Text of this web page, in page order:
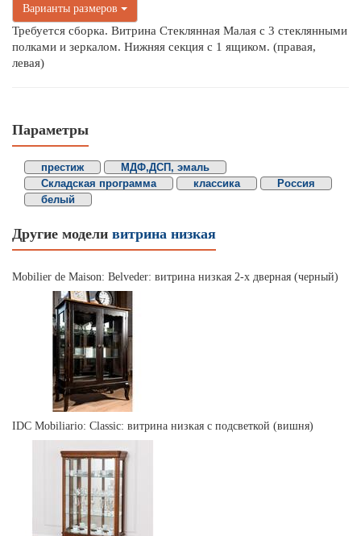
Варианты размеров
Требуется сборка. Витрина Стеклянная Малая с 3 стеклянными
полками и зеркалом. Нижняя секция с 1 ящиком. (правая,
левая)
Параметры
престиж
МДФ,ДСП, эмаль
Складская программа
классика
Россия
белый
Другие модели витрина низкая
Mobilier de Maison: Belveder: витрина низкая 2-х дверная (черный)
IDC Mobiliario: Classic: витрина низкая с подсветкой (вишня)